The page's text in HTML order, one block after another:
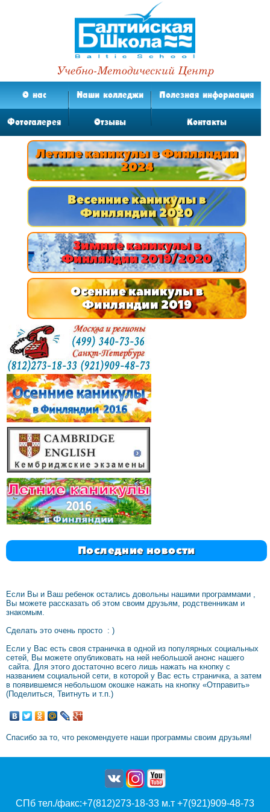
Летние каникулы в Финляндии
2024
Весенние каникулы в
Финляндии 2020
Зимние каникулы в
Финляндии 2019/2020
Осенние каникулы в
Финляндии 2019
Последние новости
Учебно-Методический Центр
О нас Наши колледжи Полезная информация
Фотогалерея Отзывы Контакты
Если Вы и Ваш ребенок остались довольны нашими программами ,
Вы можете рассказать об этом своим друзьям, родственникам и
знакомым.
Сделать это очень просто : )
Если у Вас есть своя страничка в одной из популярных социальных
сетей, Вы можете опубликовать на ней небольшой анонс нашего
сайта. Для этого достаточно всего лишь нажать на кнопку с
названием социальной сети, в которой у Вас есть страничка, а затем
в появившемся небольшом окошке нажать на кнопку «Отправить»
(Поделиться, Твитнуть и т.п.)
Спасибо за то, что рекомендуете наши программы своим друзьям!
СПб тел./факс:+7(812)273-18-33 м.т +7(921)909-48-73